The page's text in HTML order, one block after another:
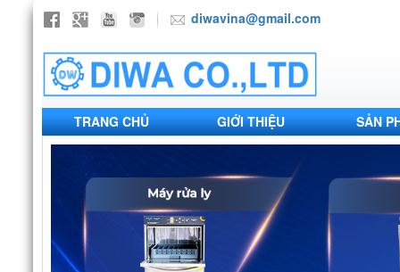
diwavina@gmail.com
TRANG CHỦ GIỚI THIỆU SẢN